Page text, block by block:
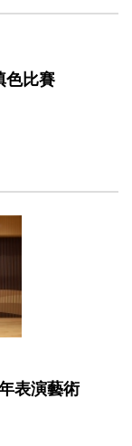
色比賽
表演藝術